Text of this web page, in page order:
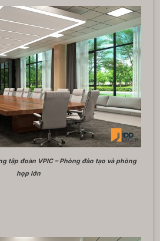
tập đoàn VPIC – Phòng đào tạo và phòng
họp lớn